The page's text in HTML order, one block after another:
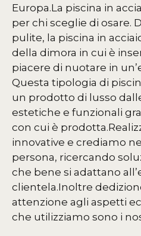
Europa.La piscina in
per chi sceglie di osare.
pulite, la piscina in
della dimora in cui è
piacere di nuotare in
Questa tipologia di
un prodotto di lusso
estetiche e funzionali
con cui è prodotta.
innovative e crediamo
persona, ricercando
che bene si adattano
clientela.Inoltre
attenzione agli aspetti
che utilizziamo sono i